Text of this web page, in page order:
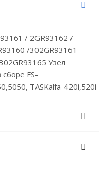
/ 2GR93162 /
/302GR93161
Узел
FS-
TASKalfa-420i,520i